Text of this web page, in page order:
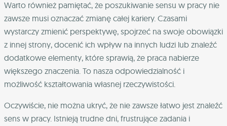
Warto również pamiętać, że poszukiwanie sensu w pracy nie
zawsze musi oznaczać zmianę całej kariery. Czasami
wystarczy zmienić perspektywę, spojrzeć na swoje obowiązki
z innej strony, docenić ich wpływ na innych ludzi lub znaleźć
dodatkowe elementy, które sprawią, że praca nabierze
większego znaczenia. To nasza odpowiedzialność i
możliwość kształtowania własnej rzeczywistości.
Oczywiście, nie można ukryć, że nie zawsze łatwo jest znaleźć
sens w pracy. Istnieją trudne dni, frustrujące zadania i